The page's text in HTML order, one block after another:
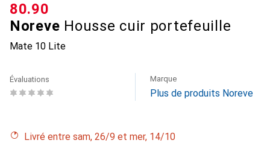
Noreve Housse cuir portefeuille
Mate 10 Lite
CHF
80.90
Évaluations Marque
Plus de produits Noreve
Livré entre sam, 26/9 et mer, 14/10